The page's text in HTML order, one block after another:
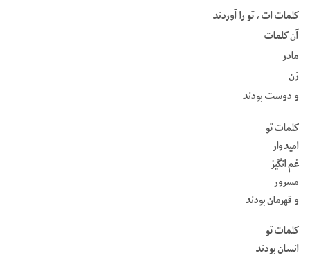
کلمات ات ، تو را آوردند
آن کلمات
مادر
زن
و دوست بودند
کلمات تو
امیدوار
غم انگیز
مسرور
و قهرمان بودند
کلمات تو
انسان بودند